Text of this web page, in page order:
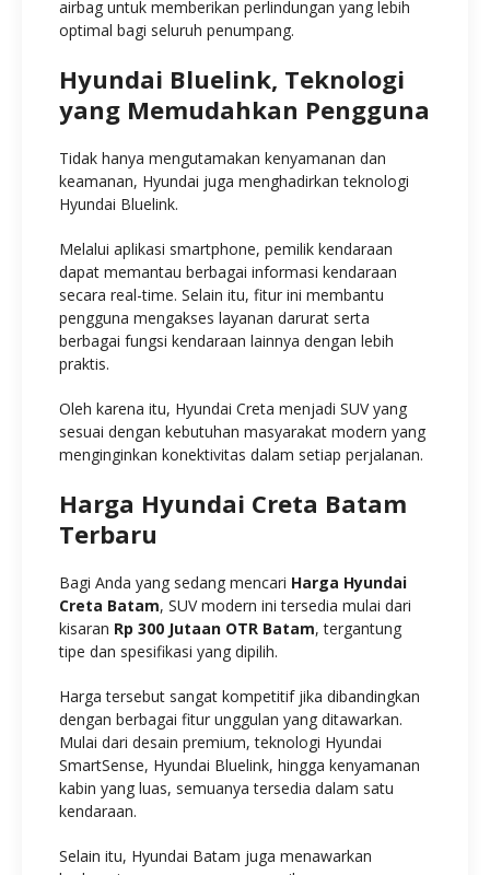
airbag untuk memberikan perlindungan yang lebih
optimal bagi seluruh penumpang.
Hyundai Bluelink, Teknologi
yang Memudahkan Pengguna
Tidak hanya mengutamakan kenyamanan dan
keamanan, Hyundai juga menghadirkan teknologi
Hyundai Bluelink.
Melalui aplikasi smartphone, pemilik kendaraan
dapat memantau berbagai informasi kendaraan
secara real-time. Selain itu, fitur ini membantu
pengguna mengakses layanan darurat serta
berbagai fungsi kendaraan lainnya dengan lebih
praktis.
Oleh karena itu, Hyundai Creta menjadi SUV yang
sesuai dengan kebutuhan masyarakat modern yang
menginginkan konektivitas dalam setiap perjalanan.
Harga Hyundai Creta Batam
Terbaru
Bagi Anda yang sedang mencari Harga Hyundai
Creta Batam, SUV modern ini tersedia mulai dari
kisaran Rp 300 Jutaan OTR Batam, tergantung
tipe dan spesifikasi yang dipilih.
Harga tersebut sangat kompetitif jika dibandingkan
dengan berbagai fitur unggulan yang ditawarkan.
Mulai dari desain premium, teknologi Hyundai
SmartSense, Hyundai Bluelink, hingga kenyamanan
kabin yang luas, semuanya tersedia dalam satu
kendaraan.
Selain itu, Hyundai Batam juga menawarkan